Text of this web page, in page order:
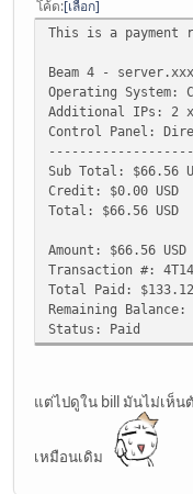
โค้ด เลือก
This is a payment
Beam 4 -
Operating System:
Additional IPs: 2 x
Control Panel:
Sub Total: $66.56
Credit: $0.00 USD
Total: $66.56 USD
Amount: $66.56 USD
Transaction #:
Total Paid: $133.12
Remaining Balance:
Status: Paid
แต่ไปดูใน bill มันไม่เห็น
เหมือนเดิม